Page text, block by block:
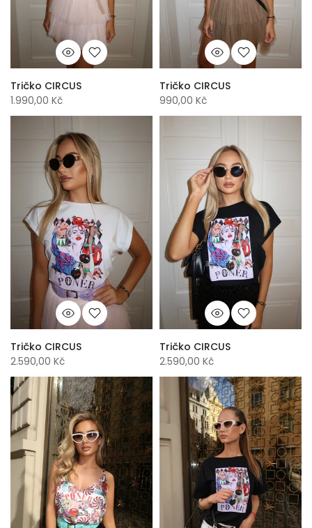
Tričko CIRCUS
1.990,00 Kč
Tričko CIRCUS
990,00 Kč
Tričko CIRCUS
2.590,00 Kč
Tričko CIRCUS
2.590,00 Kč